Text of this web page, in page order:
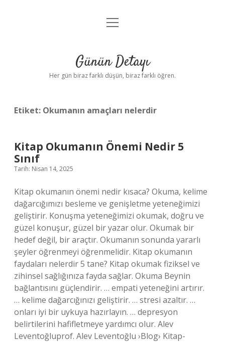
Anasayfa
Yasal Uyarı
menüyü
Günün Detayı
Her gün biraz farklı düşün, biraz farklı öğren.
Etiket: Okumanın amaçları nelerdir
Kitap Okumanın Önemi Nedir 5
Sınıf
Tarih: Nisan 14, 2025
Kitap okumanın önemi nedir kısaca? Okuma, kelime
dağarcığımızı besleme ve genişletme yeteneğimizi
geliştirir. Konuşma yeteneğimizi okumak, doğru ve
güzel konuşur, güzel bir yazar olur. Okumak bir
hedef değil, bir araçtır. Okumanın sonunda yararlı
şeyler öğrenmeyi öğrenmelidir. Kitap okumanın
faydaları nelerdir 5 tane? Kitap okumak fiziksel ve
zihinsel sağlığınıza fayda sağlar. Okuma Beynin
bağlantısını güçlendirir. … empati yeteneğini artırır.
… kelime dağarcığınızı geliştirir. … stresi azaltır. …
onları iyi bir uykuya hazırlayın. … depresyon
belirtilerini hafifletmeye yardımcı olur. Alev
Leventoğluprof. Alev Leventoğlu ›Blog› Kitap-